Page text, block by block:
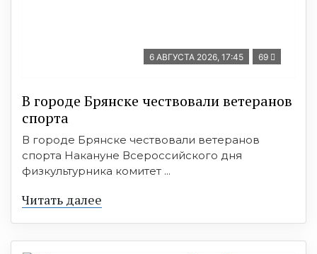
6 АВГУСТА 2026, 17:45 69
В городе Брянске чествовали ветеранов
спорта
В городе Брянске чествовали ветеранов
спорта Накануне Всероссийского дня
физкультурника комитет ...
Читать далее